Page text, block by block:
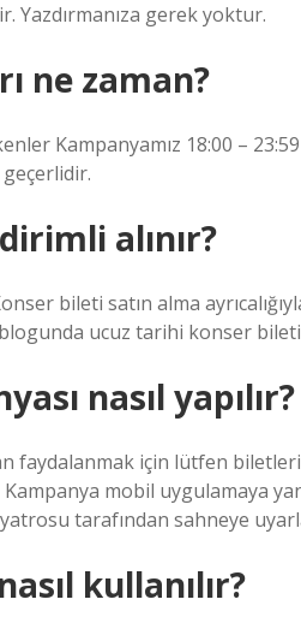
Yazdırmanıza gerek yoktur.
ne zaman?
Kampanyamız 18:00 –
alınır?
bileti satın alma
ucuz tarihi konser
nasıl yapılır?
faydalanmak için lütfen
mobil uygulamaya
tarafından sahneye
kullanılır?